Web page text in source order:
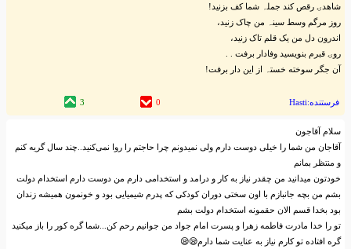
شاهدۍ رقص کند جملہ‌ شما کف بزنید!
روز مرگم وسط سینہ‌ من چاک زنید،
اندرون دل من یک قلم تاک زنید،
روۍ قبرم بنویسید وفادار برفت . .
آن جگر سوخته‌ خستہ‌ از این دار برفت!
فرستنده:Hasti 0
3
سلام آقاجون
آقاجان من شما را خیلی دوست دارم ولی نمیدونم چرا حاجتم را روا نمی‌کنید..چند سال گریه کنم
و منتظر بمانم
خودتون میدانید من چقدر نیاز به کار و درامد و استخدامی دارم من دوست دارم استخدام دولت
بشم من بچه جانبازم با اون سختی دوران کودکی که پدرم شیمیایی بود و خونمون همیشه زندان
بود بخدا قسم الان حقمونه استخدام دولت بشم
تو را خدا مادرت فاطمه زهرا و پسرت امام جواد من جوانیم رحم کن...شما گره کور را باز میکنید
گره افتاده تو کارم نیاز به عنایت شما دارم😪😪